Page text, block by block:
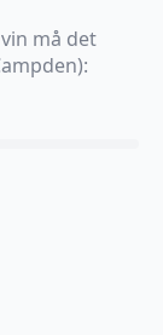
må det